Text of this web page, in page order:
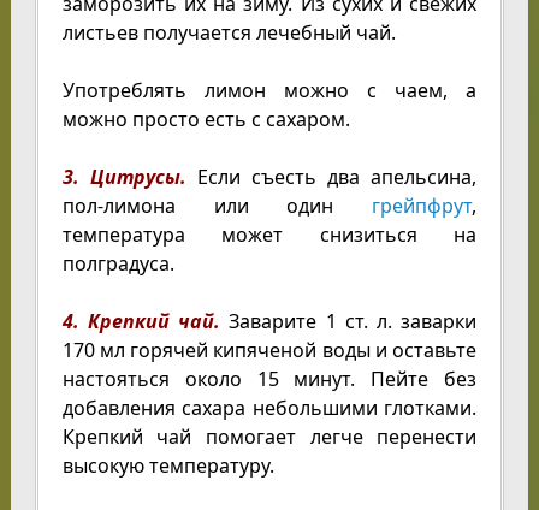
листьев получается лечебный чай.
Употреблять лимон можно с чаем, а
можно просто есть с сахаром.
3. Цитрусы. Если съесть два апельсина,
пол-лимона или один грейпфрут,
температура может снизиться на
полградуса.
4. Крепкий чай. Заварите 1 ст. л. заварки
170 мл горячей кипяченой воды и оставьте
настояться около 15 минут. Пейте без
добавления сахара небольшими глотками.
Крепкий чай помогает легче перенести
высокую температуру.